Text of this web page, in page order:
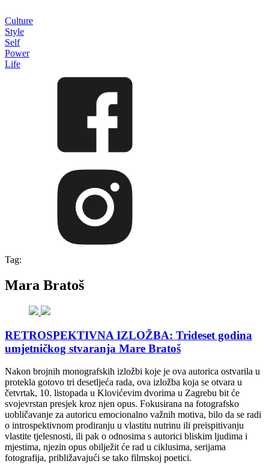
Culture
Style
Self
Power
Life
Tag:
Mara Bratoš
RETROSPEKTIVNA IZLOŽBA: Trideset godina
umjetničkog stvaranja Mare Bratoš
Nakon brojnih monografskih izložbi koje je ova autorica ostvarila u
protekla gotovo tri desetljeća rada, ova izložba koja se otvara u
četvrtak, 10. listopada u Klovićevim dvorima u Zagrebu bit će
svojevrstan presjek kroz njen opus. Fokusirana na fotografsko
uobličavanje za autoricu emocionalno važnih motiva, bilo da se radi
o introspektivnom prodiranju u vlastitu nutrinu ili preispitivanju
vlastite tjelesnosti, ili pak o odnosima s autorici bliskim ljudima i
mjestima, njezin opus obilježit će rad u ciklusima, serijama
fotografija, približavajući se tako filmskoj poetici.